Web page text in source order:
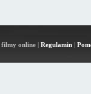
filmy online| Regulamin|